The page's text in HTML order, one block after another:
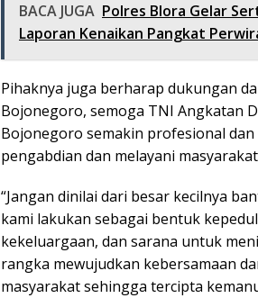
BACA JUGA Polres Blora Gelar
Laporan Kenaikan Pangkat
Pihaknya juga berharap dukungan
Bojonegoro, semoga TNI Angkatan
Bojonegoro semakin profesional
pengabdian dan melayani
“Jangan dinilai dari besar kecilnya
kami lakukan sebagai bentuk
kekeluargaan, dan sarana untuk
rangka mewujudkan kebersamaan
masyarakat sehingga tercipta